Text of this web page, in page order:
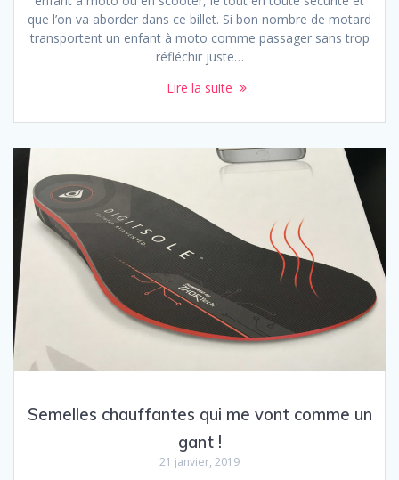
que l’on va aborder dans ce billet. Si bon nombre de motard
transportent un enfant à moto comme passager sans trop
réfléchir juste…
Lire la suite
Semelles chauffantes qui me vont comme un
gant !
21 janvier, 2019